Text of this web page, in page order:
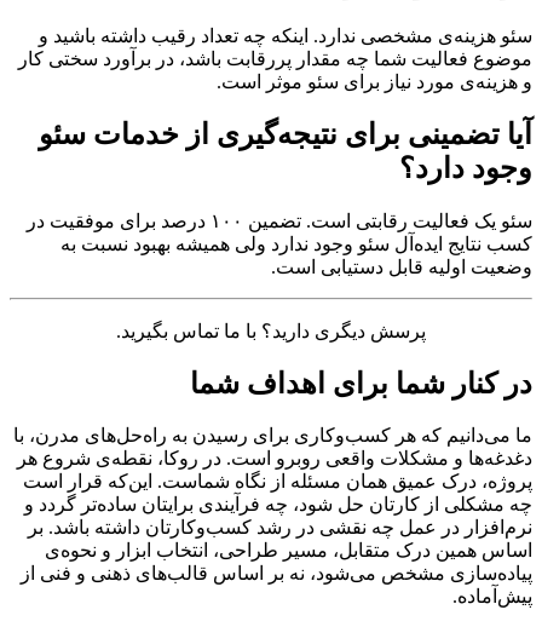
سئو هزینه‌ی مشخصی ندارد. اینکه چه تعداد رقیب داشته باشید و
موضوع فعالیت شما چه مقدار پررقابت باشد، در برآورد سختی کار
و هزینه‌ی مورد نیاز برای سئو موثر است.
آیا تضمینی برای نتیجه‌گیری از خدمات سئو
وجود دارد؟
سئو یک فعالیت رقابتی است. تضمین ۱۰۰ درصد برای موفقیت در
کسب نتایج ایده‌آل سئو وجود ندارد ولی همیشه بهبود نسبت به
وضعیت اولیه قابل دستیابی است.
پرسش دیگری دارید؟ با ما تماس بگیرید.
در کنار شما برای اهداف شما
ما می‌دانیم که هر کسب‌وکاری برای رسیدن به راه‌حل‌های مدرن، با
دغدغه‌ها و مشکلات واقعی روبرو است. در روکا، نقطه‌ی شروع هر
پروژه، درک عمیق همان مسئله از نگاه شماست. این‌که قرار است
چه مشکلی از کارتان حل شود، چه فرآیندی برایتان ساده‌تر گردد و
نرم‌افزار در عمل چه نقشی در رشد کسب‌وکارتان داشته باشد. بر
اساس همین درک متقابل، مسیر طراحی، انتخاب ابزار و نحوه‌ی
پیاده‌سازی مشخص می‌شود، نه بر اساس قالب‌های ذهنی و فنی از
پیش‌آماده.